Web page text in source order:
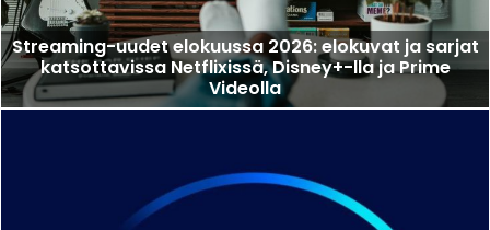
Streaming-uudet elokuussa 2026: elokuvat ja sarjat
katsottavissa Netflixissä, Disney+-lla ja Prime
Videolla